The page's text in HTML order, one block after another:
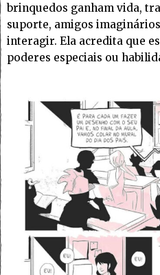
brinquedos ganham vida,
suporte, amigos
interagir. Ela acredita que
poderes especiais ou